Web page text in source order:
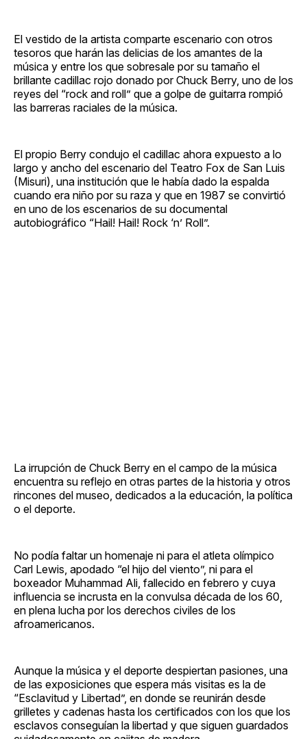
El vestido de la artista comparte escenario con otros
tesoros que harán las delicias de los amantes de la
música y entre los que sobresale por su tamaño el
brillante cadillac rojo donado por Chuck Berry, uno de los
reyes del “rock and roll” que a golpe de guitarra rompió
las barreras raciales de la música.
El propio Berry condujo el cadillac ahora expuesto a lo
largo y ancho del escenario del Teatro Fox de San Luis
(Misuri), una institución que le había dado la espalda
cuando era niño por su raza y que en 1987 se convirtió
en uno de los escenarios de su documental
autobiográfico “Hail! Hail! Rock ‘n’ Roll”.
La irrupción de Chuck Berry en el campo de la música
encuentra su reflejo en otras partes de la historia y otros
rincones del museo, dedicados a la educación, la política
o el deporte.
No podía faltar un homenaje ni para el atleta olímpico
Carl Lewis, apodado “el hijo del viento”, ni para el
boxeador Muhammad Ali, fallecido en febrero y cuya
influencia se incrusta en la convulsa década de los 60,
en plena lucha por los derechos civiles de los
afroamericanos.
Aunque la música y el deporte despiertan pasiones, una
de las exposiciones que espera más visitas es la de
“Esclavitud y Libertad”, en donde se reunirán desde
grilletes y cadenas hasta los certificados con los que los
esclavos conseguían la libertad y que siguen guardados